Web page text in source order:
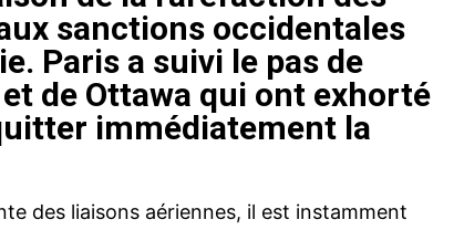
sanctions occidentales
Paris a suivi le pas de
de Ottawa qui ont exhorté
immédiatement la
des liaisons aériennes, il est instamment